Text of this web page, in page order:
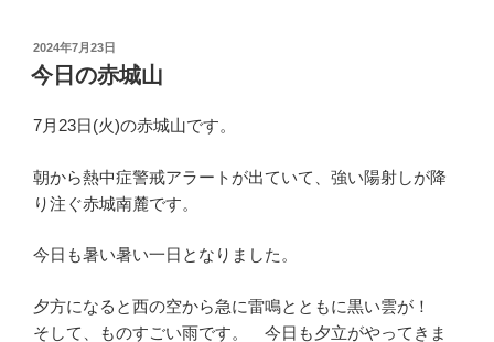
投
稿
日:
2024年7月23日
今日の赤城山
7月23日(火)の赤城山です。
朝から熱中症警戒アラートが出ていて、強い陽射しが降
り注ぐ赤城南麓です。
今日も暑い暑い一日となりました。
夕方になると西の空から急に雷鳴とともに黒い雲が！
そして、ものすごい雨です。 今日も夕立がやってきま